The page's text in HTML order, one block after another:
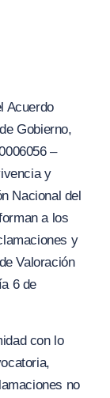
Acuerdo
Gobierno,
–
y
Nacional del
a los
y
Valoración
6 de
con lo
no